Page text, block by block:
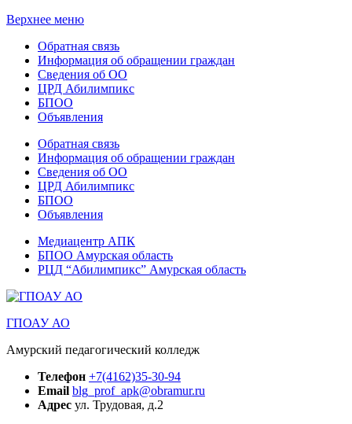
Верхнее меню
Обратная связь
Информация об обращении граждан
Сведения об ОО
ЦРД Абилимпикс
БПОО
Объявления
Обратная связь
Информация об обращении граждан
Сведения об ОО
ЦРД Абилимпикс
БПОО
Объявления
Медиацентр АПК
БПОО Амурская область
РЦД “Абилимпикс” Амурская область
ГПОАУ АО
Амурский педагогический колледж
Телефон +7(4162)35-30-94
Email blg_prof_apk@obramur.ru
Адрес ул. Трудовая, д.2